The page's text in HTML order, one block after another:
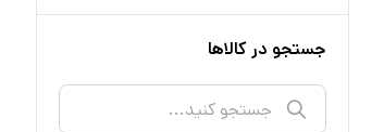
جستجو در کالاها